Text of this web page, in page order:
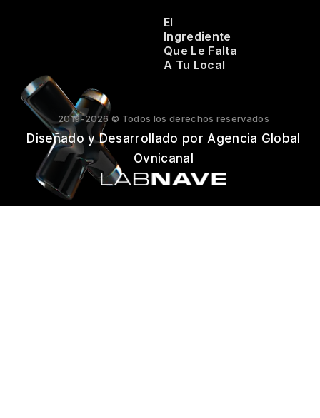
El
Ingrediente
Que Le Falta
A Tu Local
2019-2026 © Todos los derechos reservados
Diseñado y Desarrollado por Agencia Global
Ovnicanal